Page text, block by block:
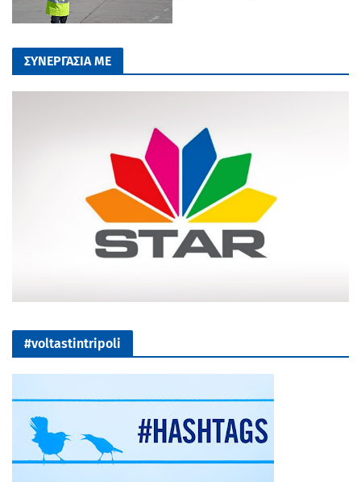
ΣΥΝΕΡΓΑΣΙΑ ΜΕ
#voltastintripoli